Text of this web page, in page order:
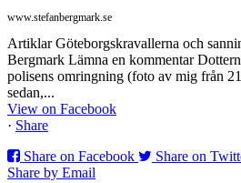
www.stefanbergmark.se
Artiklar Göteborgskravallerna och
Bergmark Lämna en kommentar
polisens omringning (foto av mig från
sedan,...
View on Facebook
· Share
Share on Facebook
Share on
Share by Email